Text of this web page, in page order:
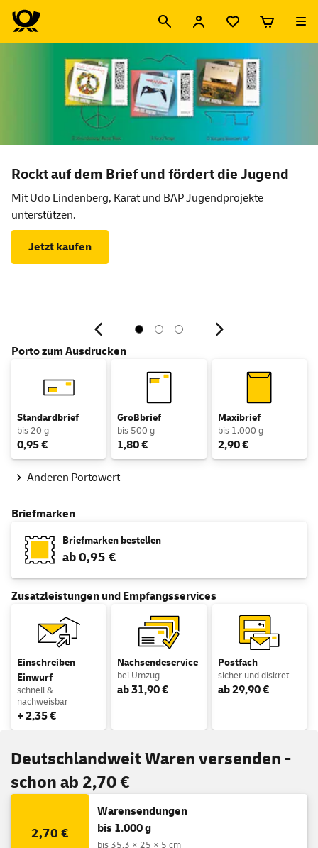
Willkommen im Shop der Deutschen Post
Rockt auf dem Brief und fördert die Jugend
Mit Udo Lindenberg, Karat und BAP Jugendprojekte
unterstützen.
Jetzt kaufen
Porto zum Ausdrucken
Standardbrief
bis 20 g
0,95 €
Großbrief
bis 500 g
1,80 €
Maxibrief
bis 1.000 g
2,90 €
Anderen Portowert
Briefmarken
Briefmarken bestellen
ab 0,95 €
Zusatzleistungen und Empfangsservices
Einschreiben
Einwurf
schnell &
nachweisbar
+ 2,35 €
Nachsendeservice
bei Umzug
ab 31,90 €
Postfach
sicher und diskret
ab 29,90 €
Deutschlandweit Waren versenden -
schon ab 2,70 €
2,70 €
Warensendungen
bis 1.000 g
bis 35,3 × 25 × 5 cm